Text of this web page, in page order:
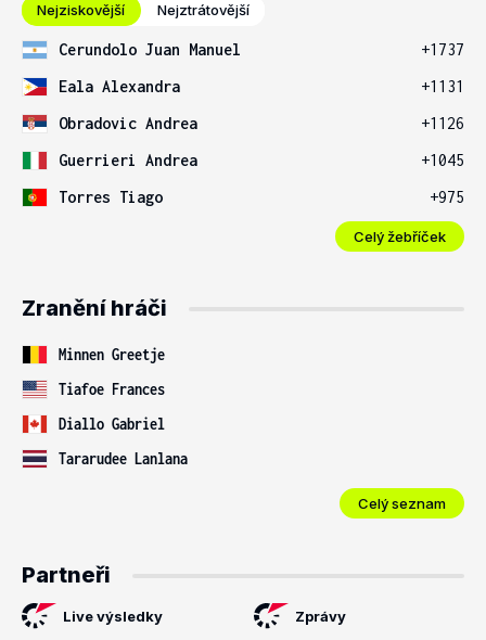
Nejziskovější Nejztrátovější
Cerundolo Juan Manuel
+1737
Eala Alexandra
+1131
Obradovic Andrea
+1126
Guerrieri Andrea
+1045
Torres Tiago
+975
Celý žebříček
Zranění hráči
Minnen Greetje
Tiafoe Frances
Diallo Gabriel
Tararudee Lanlana
Celý seznam
Partneři
Live výsledky Zprávy